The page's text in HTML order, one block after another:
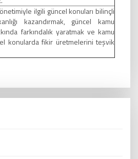
ilgili güncel konuları bilinçli
kazandırmak, güncel kamu
farkındalık yaratmak ve kamu
konularda fikir üretmelerini teşvik